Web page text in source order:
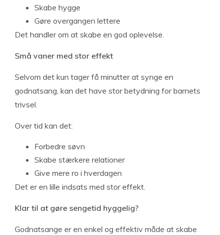
Skabe hygge
Gøre overgangen lettere
Det handler om at skabe en god oplevelse.
Små vaner med stor effekt
Selvom det kun tager få minutter at synge en
godnatsang, kan det have stor betydning for barnets
trivsel.
Over tid kan det:
Forbedre søvn
Skabe stærkere relationer
Give mere ro i hverdagen
Det er en lille indsats med stor effekt.
Klar til at gøre sengetid hyggelig?
Godnatsange er en enkel og effektiv måde at skabe